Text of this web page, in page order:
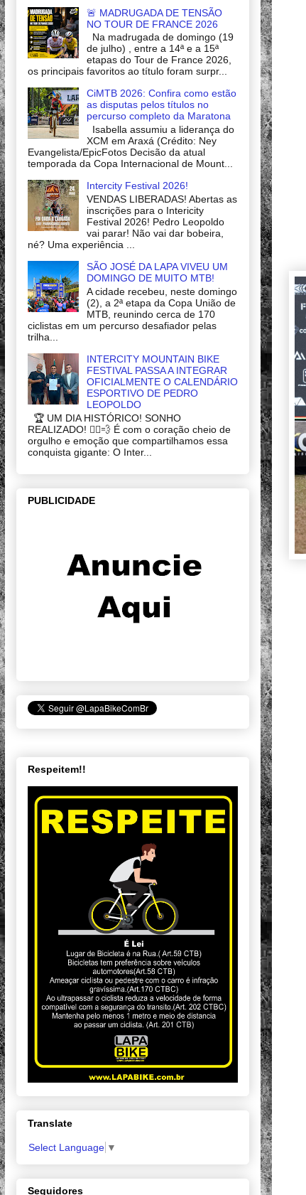
🚨 MADRUGADA DE TENSÃO
NO TOUR DE FRANCE 2026
Na madrugada de domingo (19
de julho) , entre a 14ª e a 15ª
etapas do Tour de France 2026,
os principais favoritos ao título foram surpr...
CiMTB 2026: Confira como estão
as disputas pelos títulos no
percurso completo da Maratona
Isabella assumiu a liderança do
XCM em Araxá (Crédito: Ney
Evangelista/EpicFotos Decisão da atual
temporada da Copa Internacional de Mount...
Intercity Festival 2026!
VENDAS LIBERADAS! Abertas as
inscrições para o Intericity
Festival 2026! Pedro Leopoldo
vai parar! Não vai dar bobeira,
né? Uma experiência ...
SÃO JOSÉ DA LAPA VIVEU UM
DOMINGO DE MUITO MTB!
A cidade recebeu, neste domingo
(2), a 2ª etapa da Copa União de
MTB, reunindo cerca de 170
ciclistas em um percurso desafiador pelas
trilha...
INTERCITY MOUNTAIN BIKE
FESTIVAL PASSA A INTEGRAR
OFICIALMENTE O CALENDÁRIO
ESPORTIVO DE PEDRO
LEOPOLDO
🏆 UM DIA HISTÓRICO! SONHO
REALIZADO! 🚴‍♂️💨 É com o coração cheio de
orgulho e emoção que compartilhamos essa
conquista gigante: O Inter...
PUBLICIDADE
Respeitem!!
Translate
Select Language ▼
Seguidores